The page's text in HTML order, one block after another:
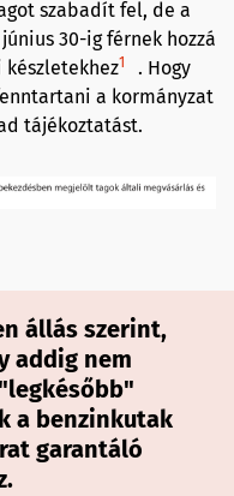
szabadít fel, de a
30-ig férnek hozzá
1
. Hogy
a kormányzat
tájékoztatást.
állás szerint,
addig nem
a benzinkutak
garantáló